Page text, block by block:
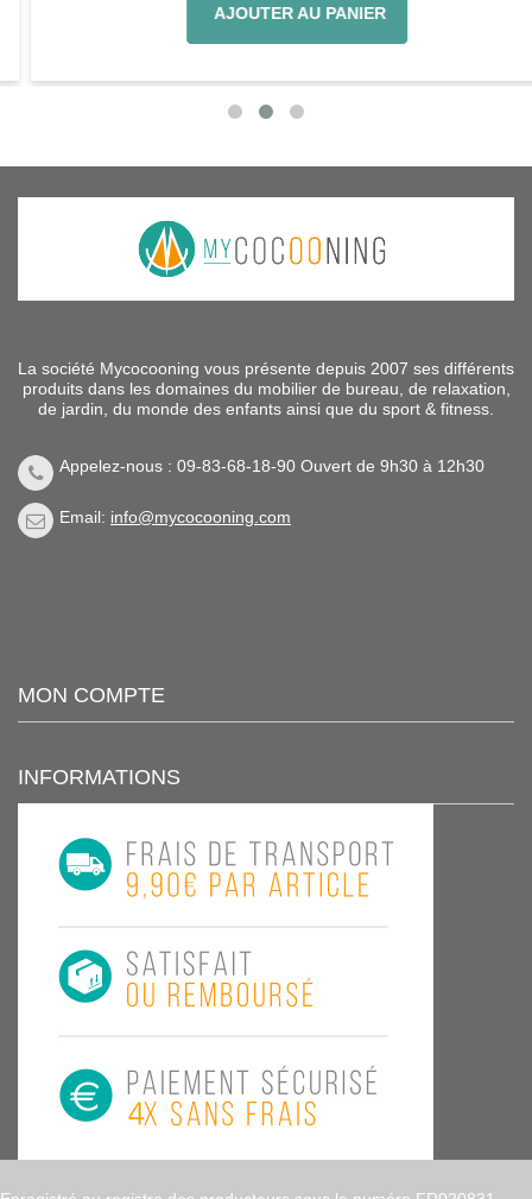
AJOUTER AU PANIER
La société Mycocooning vous présente depuis 2007 ses différents
produits dans les domaines du mobilier de bureau, de relaxation,
de jardin, du monde des enfants ainsi que du sport & fitness.
Appelez-nous : 09-83-68-18-90 Ouvert de 9h30 à 12h30
Email: info@mycocooning.com
MON COMPTE
INFORMATIONS